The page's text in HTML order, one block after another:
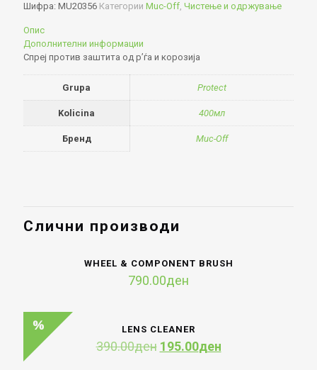
Шифра: MU20356 Категории Muc-Off, Чистење и одржување
Опис
Дополнителни информации
Спреј против заштита од р’ѓа и корозија
Grupa Protect
Kolicina 400мл
Бренд Muc-Off
Слични производи
WHEEL & COMPONENT BRUSH
790.00ден
LENS CLEANER
390.00ден Original
195.00денCurrent